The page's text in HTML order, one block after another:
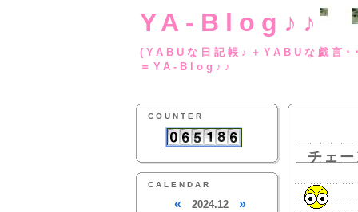
YA-Blog♪♪
(YABUな日記帳♪
＝YA-Blog♪♪
COUNTER
CALENDAR
« 2024.12 »
チェ